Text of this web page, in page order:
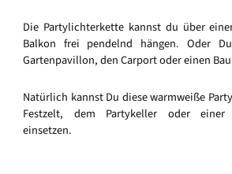
Die Partylichterkette kannst du über
Balkon frei pendelnd hängen. Oder
Gartenpavillon, den Carport oder einen
Natürlich kannst Du diese warmweiße
Festzelt, dem Partykeller oder einer
einsetzen.